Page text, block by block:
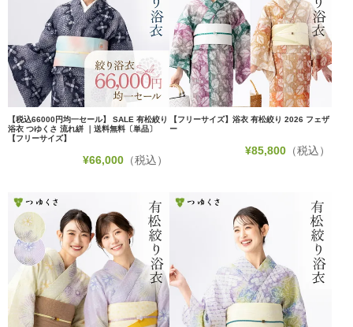
【税込66000円均一セール】 SALE 有松絞り
浴衣 つゆくさ 流れ絣 ｜送料無料〔単品〕
【フリーサイズ】
¥66,000 （税込）
【フリーサイズ】浴衣 有松絞り 2026 フェザ
ー
¥85,800（税込）